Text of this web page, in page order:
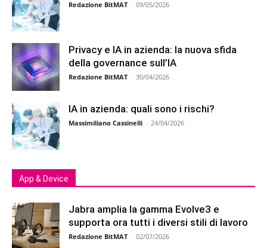
Redazione BitMAT - 09/05/2026
Privacy e IA in azienda: la nuova sfida
della governance sull’IA
Redazione BitMAT - 30/04/2026
IA in azienda: quali sono i rischi?
Massimiliano Cassinelli - 24/04/2026
App & Device
Jabra amplia la gamma Evolve3 e
supporta ora tutti i diversi stili di lavoro
Redazione BitMAT - 02/07/2026